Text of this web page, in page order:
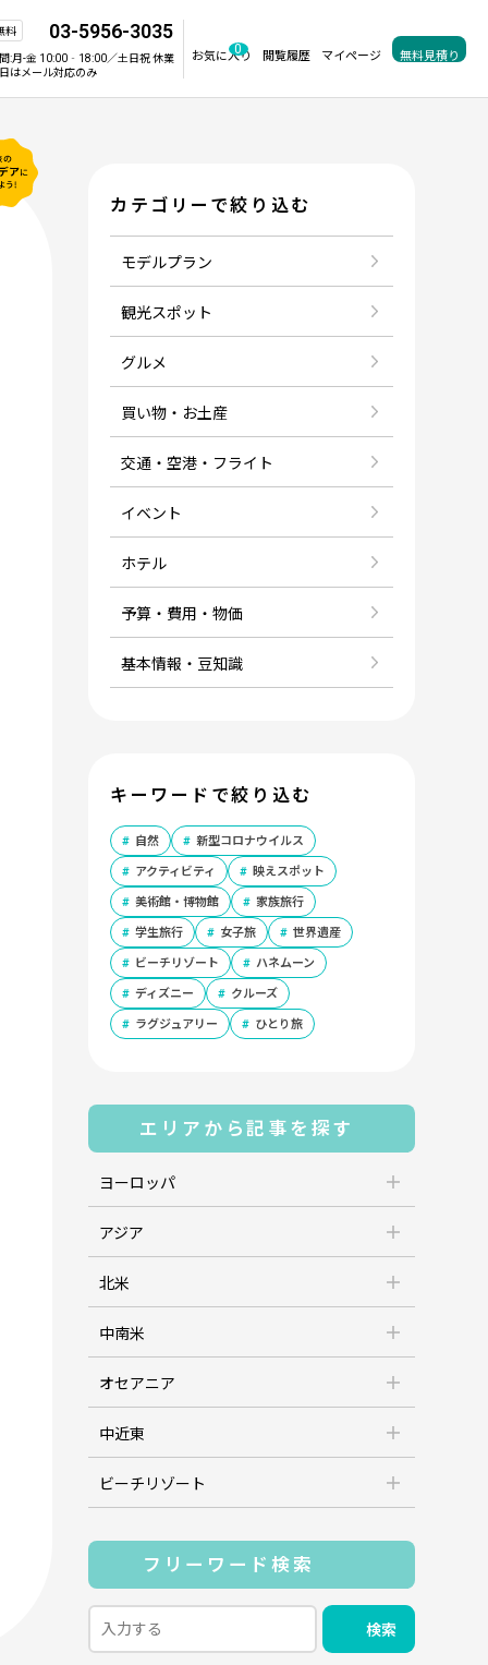
料 03-5956-3035
:月-金 10:00‐18:00／土日祝 休業
はメール対応のみ
お気に入り
0 閲覧履歴 マイページ 無料見積り
カテゴリーで絞り込む
モデルプラン
観光スポット
グルメ
買い物・お土産
交通・空港・フライト
イベント
ホテル
予算・費用・物価
基本情報・豆知識
キーワードで絞り込む
自然 新型コロナウイルス
アクティビティ 映えスポット
美術館・博物館 家族旅行
学生旅行 女子旅 世界遺産
ビーチリゾート ハネムーン
ディズニー クルーズ
ラグジュアリー ひとり旅
エリアから記事を探す
ヨーロッパ
アジア
北米
中南米
オセアニア
中近東
ビーチリゾート
フリーワード検索
検索